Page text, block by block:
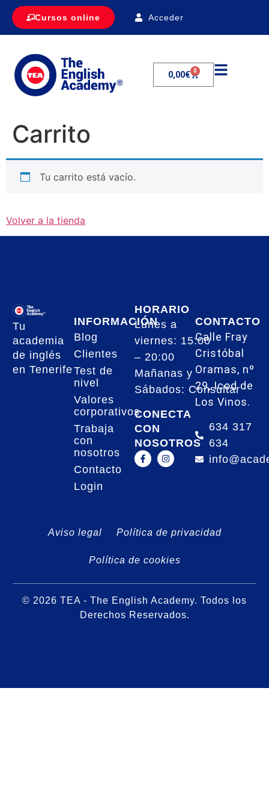
Cursos online Acceder
0,00€ 0
Carrito
Tu carrito está vacío.
Volver a la tienda
Tu
academia
de inglés
en Tenerife
INFORMACIÓN
Blog
Clientes
Test de
nivel
Valores
corporativos
Trabaja
con
nosotros
Contacto
Login
HORARIO
Lunes a
viernes: 15:00
– 20:00
Mañanas y
Sábados: Consultar
CONECTA
CON
NOSOTROS
CONTACTO
Calle Fray
Cristóbal
Oramas, nº
29, Icod de
Los Vinos.
634 317
634
Aviso legal Política de privacidad
Política de cookies
© 2026 TEA - The English Academy. Todos los
Derechos Reservados.